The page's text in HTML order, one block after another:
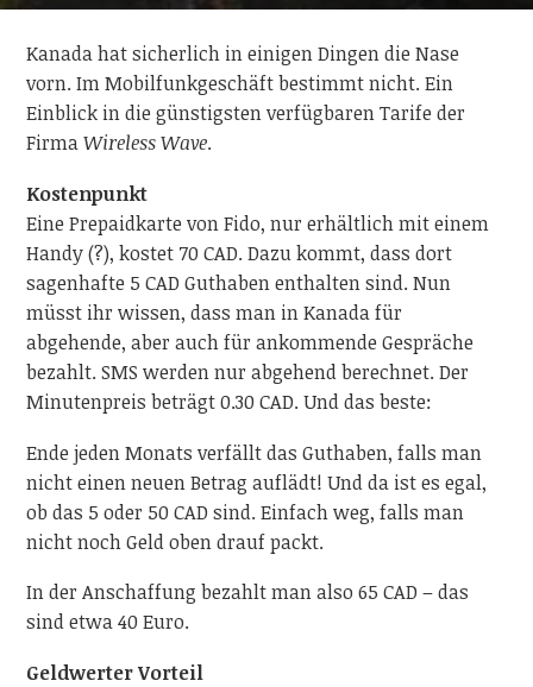
Kanada hat sicherlich in einigen Dingen die Nase
vorn. Im Mobilfunkgeschäft bestimmt nicht. Ein
Einblick in die günstigsten verfügbaren Tarife der
FirmaWireless Wave.
Kostenpunkt
Eine Prepaidkarte von Fido, nur erhältlich mit einem
Handy (?), kostet 70 CAD. Dazu kommt, dass dort
sagenhafte 5 CAD Guthaben enthalten sind. Nun
müsst ihr wissen, dass man in Kanada für
abgehende, aber auch für ankommende Gespräche
bezahlt. SMS werden nur abgehend berechnet. Der
Minutenpreis beträgt 0.30 CAD. Und das beste:
Ende jeden Monats verfällt das Guthaben, falls man
nicht einen neuen Betrag auflädt! Und da ist es egal,
ob das 5 oder 50 CAD sind. Einfach weg, falls man
nicht noch Geld oben drauf packt.
In der Anschaffung bezahlt man also 65 CAD – das
sind etwa 40 Euro.
Geldwerter Vorteil